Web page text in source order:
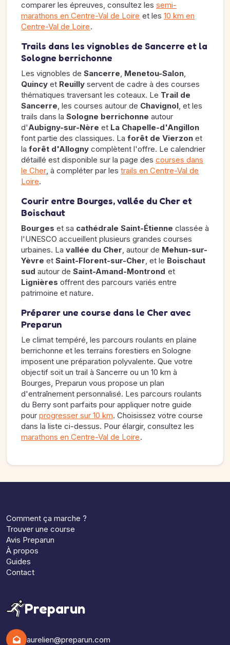
comparer les épreuves, consultez les semi-
marathons en Centre-Val de Loire et les 10 km en
Centre-Val de Loire.
Trails dans les vignobles de Sancerre et la
Sologne berrichonne
Les vignobles de Sancerre, Menetou-Salon,
Quincy et Reuilly servent de cadre à des courses
thématiques traversant les coteaux. Le Trail de
Sancerre, les courses autour de Chavignol, et les
trails dans la Sologne berrichonne autour
d'Aubigny-sur-Nère et La Chapelle-d'Angillon
font partie des classiques. La forêt de Vierzon et
la forêt d'Allogny complètent l'offre. Le calendrier
détaillé est disponible sur la page des courses dans
le Cher, à compléter par les trails en Centre-Val de
Loire.
Courir entre Bourges, vallée du Cher et
Boischaut
Bourges et sa cathédrale Saint-Étienne classée à
l'UNESCO accueillent plusieurs grandes courses
urbaines. La vallée du Cher, autour de Mehun-sur-
Yèvre et Saint-Florent-sur-Cher, et le Boischaut
sud autour de Saint-Amand-Montrond et
Lignières offrent des parcours variés entre
patrimoine et nature.
Préparer une course dans le Cher avec
Preparun
Le climat tempéré, les parcours roulants en plaine
berrichonne et les terrains forestiers en Sologne
imposent une préparation polyvalente. Que votre
objectif soit un trail à Sancerre ou un 10 km à
Bourges, Preparun vous propose un plan
d'entraînement personnalisé. Les parcours roulants
du Berry sont parfaits pour appliquer notre guide
pour progresser sur 10 km. Choisissez votre course
dans la liste ci-dessus. Pour élargir, consultez les
marathons en Centre-Val de Loire.
Comment ça marche ?
Trouver une course
Avis Preparun
À propos
Guides
Contact
Preparun
aurelien@preparun.com